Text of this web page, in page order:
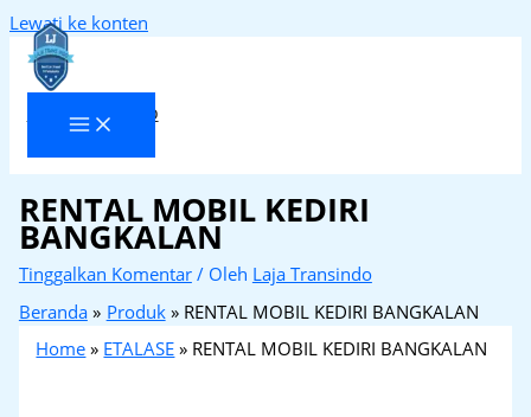
Lewati ke konten
Laja Transindo
RENTAL MOBIL KEDIRI
BANGKALAN
Tinggalkan Komentar / Oleh Laja Transindo
Beranda
Produk
RENTAL MOBIL KEDIRI BANGKALAN
Home » ETALASE » RENTAL MOBIL KEDIRI BANGKALAN